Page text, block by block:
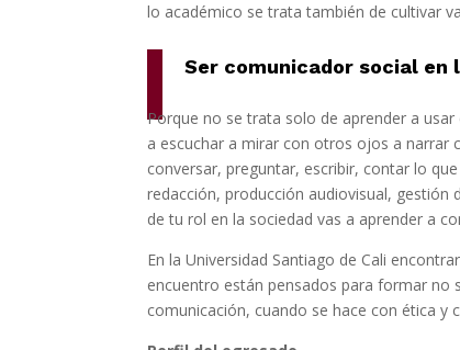
lo académico se trata también de cultivar
Ser comunicador social en
Porque no se trata solo de aprender a
a escuchar a mirar con otros ojos a narrar
conversar, preguntar, escribir, contar lo
redacción, producción audiovisual,
de tu rol en la sociedad vas a aprender a
En la Universidad Santiago de Cali
encuentro están pensados para formar no
comunicación, cuando se hace con ética y